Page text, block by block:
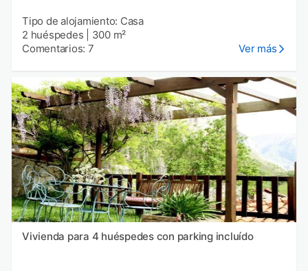
Tipo de alojamiento: Casa
2 huéspedes
300 m²
Comentarios: 7
Ver más
Vivienda para 4 huéspedes con parking incluído